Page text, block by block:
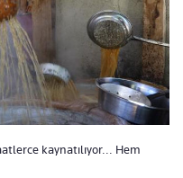
kaynatılıyor... Hem